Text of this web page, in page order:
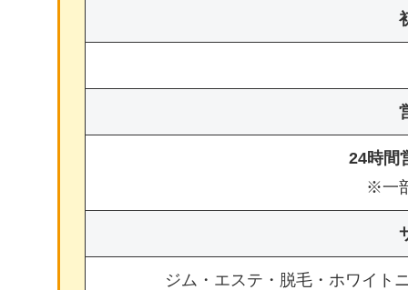
24時間
※一
ジム・エステ・脱毛・ホワイト